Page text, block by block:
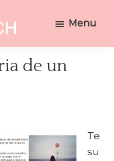
Menu
de un
Te
su